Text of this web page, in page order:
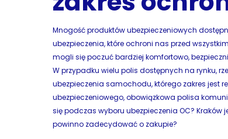
Mnogość produktów ubezpieczeniowych
ubezpieczenia, które ochroni nas przed
mogli się poczuć bardziej komfortowo,
W przypadku wielu polis dostępnych na rynku,
ubezpieczenia samochodu, którego zakres jest
ubezpieczeniowego, obowiązkowa polisa
się podczas wyboru ubezpieczenia OC?
powinno zadecydować o zakupie?